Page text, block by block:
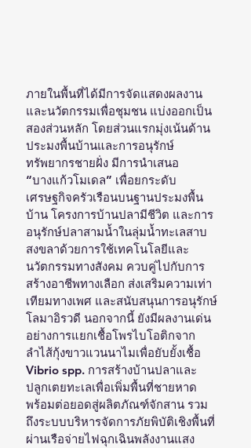
ภายในพื้นที่ได้มีการจัดแสดงผลงาน
และนวัตกรรมเพื่อชุมชน แบ่งออกเป็น
สองส่วนหลัก โดยส่วนแรกมุ่งเน้นด้าน
ประมงพื้นบ้านและการอนุรักษ์
ทรัพยากรชายฝั่ง มีการนำเสนอ
“บางแก้วโมเดล” เพื่อยกระดับ
เศรษฐกิจครัวเรือนบนฐานประมงพื้น
บ้าน โครงการบ้านปลามีชีวิต และการ
อนุรักษ์ปลาสามน้ำในลุ่มน้ำทะเลสาบ
สงขลาด้วยการใช้เทคโนโลยีและ
นวัตกรรมทางสังคม ควบคู่ไปกับการ
สร้างอาชีพทางเลือก ส่งเสริมความเท่า
เทียมทางเพศ และสนับสนุนการอนุรักษ์
โลมาอิรวดี นอกจากนี้ ยังมีผลงานเด่น
อย่างการแยกเชื้อโพรไบโอติกจาก
ลำไส้กุ้งขาวแวนนาไมเพื่อยับยั้งเชื้อ
Vibrio spp. การสร้างบ้านปลาและ
ปลูกเตยทะเลเพื่อเพิ่มพื้นที่ชายหาด
พร้อมต่อยอดสู่ผลิตภัณฑ์จักสาน รวม
ถึงระบบบริหารจัดการภัยพิบัติเชิงพื้นที่
ผ่านเรือจ่ายไฟฉุกเฉินพลังงานแสง